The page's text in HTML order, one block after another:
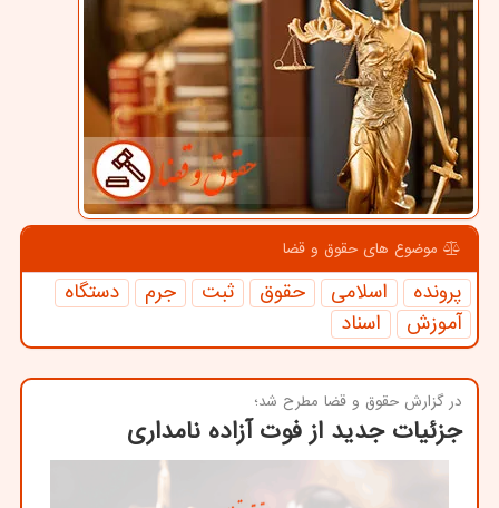
موضوع های حقوق و قضا
پرونده اسلامی حقوق ثبت جرم
دستگاه
آموزش
اسناد
در گزارش حقوق و قضا مطرح شد؛
جزئیات جدید از فوت آزاده نامداری